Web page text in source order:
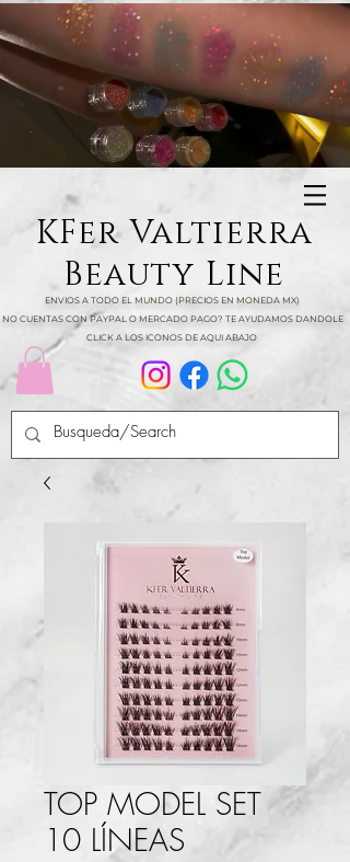
KFer Valtierra
Beauty Line
ENVIOS A TODO EL MUNDO (PRECIOS EN MONEDA MX)
NO CUENTAS CON PAYPAL O MERCADO PAGO? TE AYUDAMOS DANDOLE
CLICK A LOS ICONOS DE AQUI ABAJO
TOP MODEL SET
10 LÍNEAS